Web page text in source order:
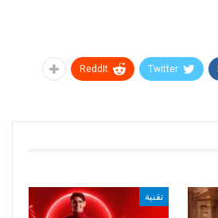
Twitter
ReddIt
تقنية